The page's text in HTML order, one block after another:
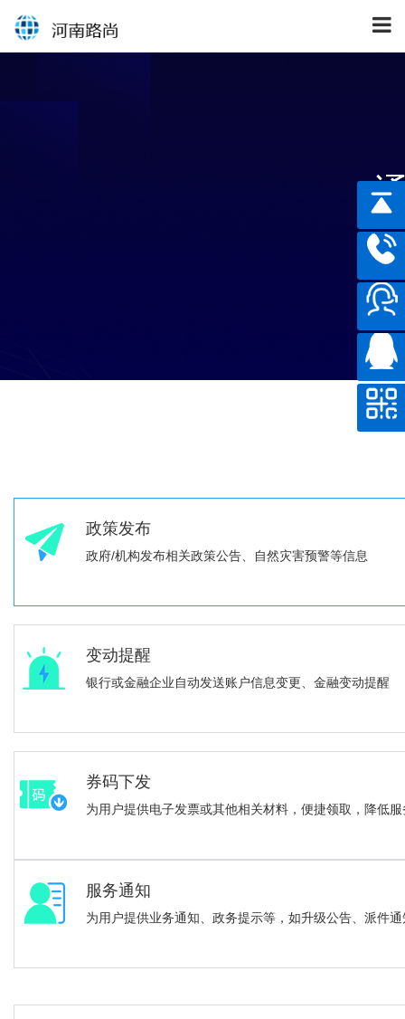
政策发布
政府/机构发布相关政策公告、自然灾害预警等信息
变动提醒
银行或金融企业自动发送账户信息变更、金融变动提醒
券码下发
为用户提供电子发票或其他相关材料，便捷领取，降低
服务通知
为用户提供业务通知、政务提示等，如升级公告、派件